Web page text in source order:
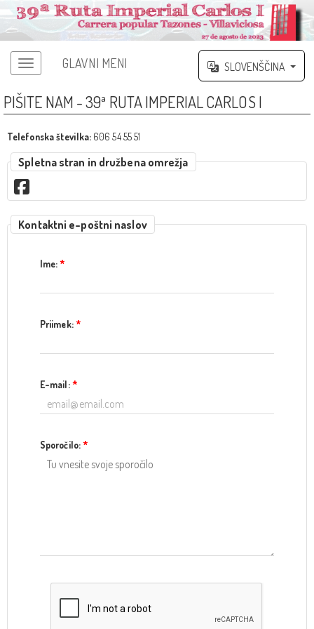
GLAVNI MENI SLOVENŠČINA
PIŠITE NAM - 39ª RUTA IMPERIAL CARLOS I
Telefonska številka:606 54 55 51
Spletna stran in družbena omrežja
Kontaktni e-poštni naslov
Ime:*
Priimek:*
E-mail:*
Sporočilo:*